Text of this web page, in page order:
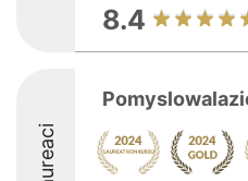
8.4
Laureaci